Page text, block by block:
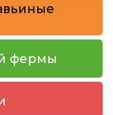
фермы